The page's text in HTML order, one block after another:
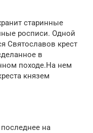
старинные
росписи. Одной
Святославов крест
в
походе.На нем
князем
на